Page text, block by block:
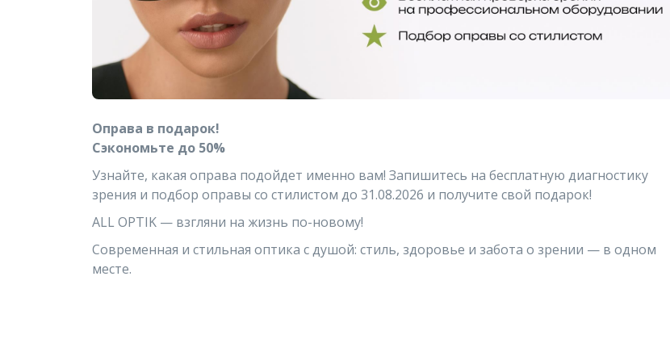
Оправа в подарок!
Сэкономьте до 50%
Узнайте, какая оправа подойдет именно вам! Запишитесь на бесплатную диагностику
зрения и подбор оправы со стилистом до 31.08.2026 и получите свой подарок!
ALL OPTIK — взгляни на жизнь по-новому!
Современная и стильная оптика с душой: стиль, здоровье и забота о зрении — в одном
месте.